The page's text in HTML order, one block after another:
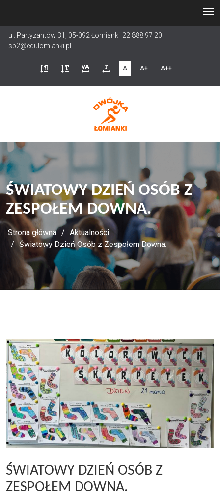
treści
ul. Partyzantów 31, 05-092 Łomianki 22 888 97 20
sp2@edulomianki.pl
A A+ A++
ŚWIATOWY DZIEŃ OSÓB Z
ZESPOŁEM DOWNA.
Strona główna
Aktualności
Światowy Dzień Osób z Zespołem Downa.
ŚWIATOWY DZIEŃ OSÓB Z
ZESPOŁEM DOWNA.